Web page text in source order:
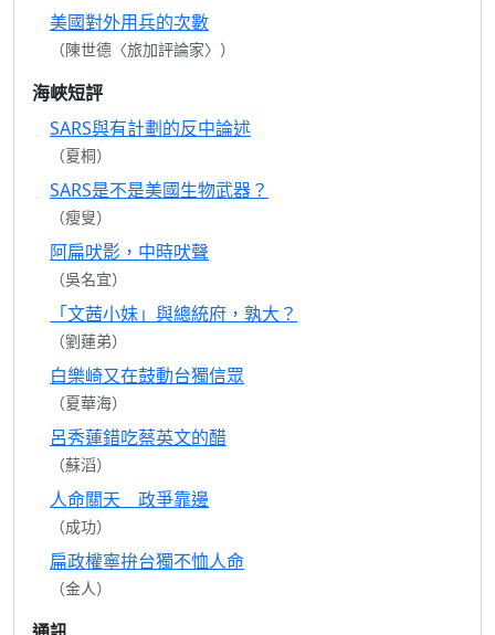
美國對外用兵的次數
（陳世德〈旅加評論家〉）
海峽短評
SARS與有計劃的反中論述
（夏桐）
SARS是不是美國生物武器？
（瘦叟）
阿扁吠影，中時吠聲
（吳名宜）
「文茜小妹」與總統府，孰大？
（劉蓮弟）
白樂崎又在鼓動台獨信眾
（夏華海）
呂秀蓮錯吃蔡英文的醋
（蘇滔）
人命關天 政爭靠邊
（成功）
扁政權寧拚台獨不恤人命
（金人）